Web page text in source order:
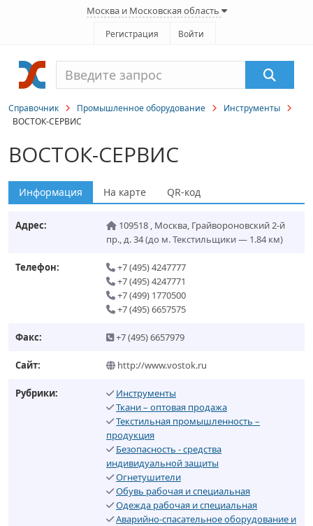
Москва и Московская область
Регистрация Войти
Справочник Промышленное оборудование
Инструменты
ВОСТОК-СЕРВИС
ВОСТОК-СЕРВИС
Информация На карте QR-код
Адрес: 109518 , Москва, Грайвороновский 2-й
пр., д. 34(до м. Текстильщики — 1.84 км)
Телефон:
+7 (495) 4247777
+7 (495) 4247771
+7 (499) 1770500
+7 (495) 6657575
Факс: +7 (495) 6657979
Сайт: http://www.vostok.ru
Рубрики:
Инструменты
Ткани – оптовая продажа
Текстильная промышленность –
продукция
Безопасность - средства
индивидуальной защиты
Огнетушители
Обувь рабочая и специальная
Одежда рабочая и специальная
Аварийно-спасательное оборудование и